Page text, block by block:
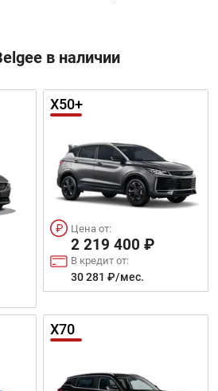
в наличии
X50+
Цена от:
2 219 400 ₽
В кредит от:
30 281 ₽/мес.
X70